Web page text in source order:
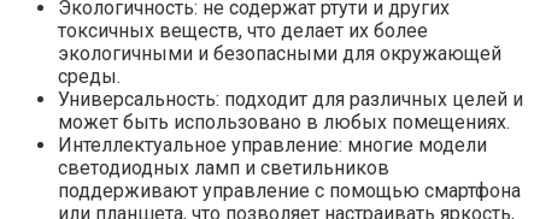
Экологичность: не содержат ртути и других
токсичных веществ, что делает их более
экологичными и безопасными для окружающей
среды.
Универсальность: подходит для различных целей и
может быть использовано в любых помещениях.
Интеллектуальное управление: многие модели
светодиодных ламп и светильников
поддерживают управление с помощью смартфона
или планшета, что позволяет настраивать яркость,